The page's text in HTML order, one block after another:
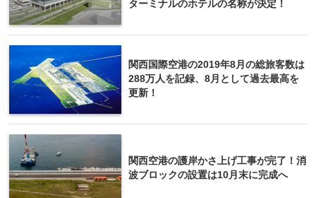
ターミナルのホテルの名称が決定！
関西国際空港の2019年8月の総旅客数は
288万人を記録、8月として過去最高を
更新！
関西空港の護岸かさ上げ工事が完了！消
波ブロックの設置は10月末に完成へ